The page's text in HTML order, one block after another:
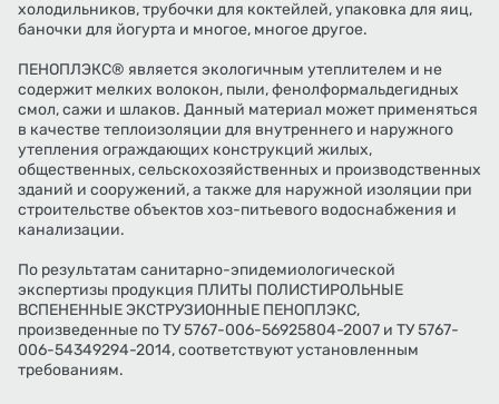
холодильников, трубочки для коктейлей, упаковка для яиц,
баночки для йогурта и многое, многое другое.
ПЕНОПЛЭКС® является экологичным утеплителем и не
содержит мелких волокон, пыли, фенолформальдегидных
смол, сажи и шлаков. Данный материал может применяться
в качестве теплоизоляции для внутреннего и наружного
утепления ограждающих конструкций жилых,
общественных, сельскохозяйственных и производственных
зданий и сооружений, а также для наружной изоляции при
строительстве объектов хоз-питьевого водоснабжения и
канализации.
По результатам санитарно-эпидемиологической
экспертизы продукция ПЛИТЫ ПОЛИСТИРОЛЬНЫЕ
ВСПЕНЕННЫЕ ЭКСТРУЗИОННЫЕ ПЕНОПЛЭКС,
произведенные по ТУ 5767-006-56925804-2007 и ТУ 5767-
006-54349294-2014, соответствуют установленным
требованиям.